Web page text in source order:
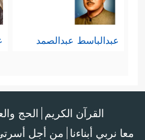
عبدالباسط عبدالصمد
القرآن الكريم الحج
معا نربي أبناءنا من أجل